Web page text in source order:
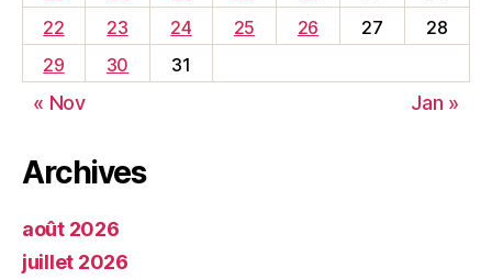
22
23 24 25 26 27
28
29
30 31
« Nov Jan »
Archives
août 2026
juillet 2026